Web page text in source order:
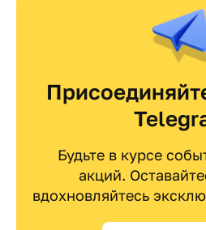
Будьте в курсе
акций.
вдохновляйтесь